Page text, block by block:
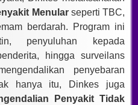
Menularseperti TBC,
berdarah. Program ini
penyuluhan kepada
hingga surveilans
penyebaran
hanya itu, Dinkes juga
Penyakit Tidak